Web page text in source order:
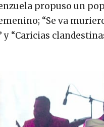
propuso un
“Se va
y “Caricias